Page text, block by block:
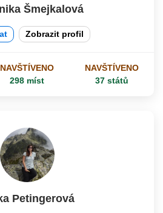
Šmejkalová
Zobrazit profil
NAVŠTÍVENO
298 míst
NAVŠTÍVENO
37 států
Petingerová